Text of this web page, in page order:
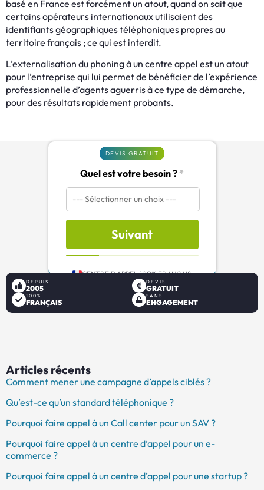
basé en France est forcément un atout, quand on sait que
certains opérateurs internationaux utilisaient des
identifiants géographiques téléphoniques propres au
territoire français ; ce qui est interdit.
L’externalisation du phoning à un centre appel est un atout
pour l’entreprise qui lui permet de bénéficier de l’expérience
professionnelle d’agents aguerris à ce type de démarche,
pour des résultats rapidement probants.
DEVIS GRATUIT
Quel est votre besoin ? *
Suivant
CENTRE D'APPEL 100% FRANÇAIS
DEPUIS
2005
DEVIS
GRATUIT
100%
FRANÇAIS
SANS
ENGAGEMENT
Articles récents
Comment mener une campagne d’appels ciblés ?
Qu’est-ce qu’un standard téléphonique ?
Pourquoi faire appel à un Call center pour un SAV ?
Pourquoi faire appel à un centre d’appel pour un e-
commerce ?
Pourquoi faire appel à un centre d’appel pour une startup ?